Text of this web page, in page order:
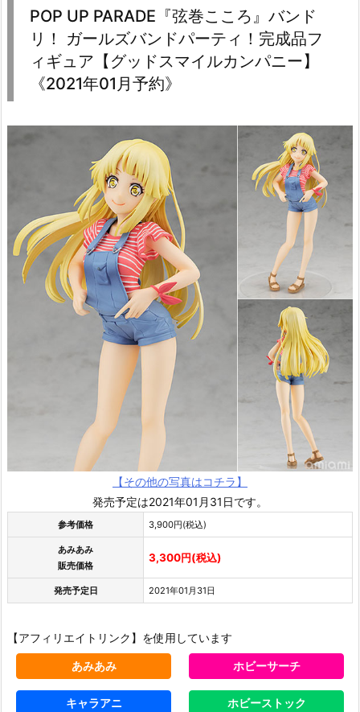
POP UP PARADE『弦巻こころ』バンド
リ！ ガールズバンドパーティ！完成品フ
ィギュア【グッドスマイルカンパニー】
《2021年01月予約》
【その他の写真はコチラ】
発売予定は2021年01月31日です。
参考価格 3,900円(税込)
あみあみ
販売価格
3,300円(税込)
発売予定日 2021年01月31日
【アフィリエイトリンク】を使用しています
あみあみ ホビーサーチ
キャラアニ ホビーストック